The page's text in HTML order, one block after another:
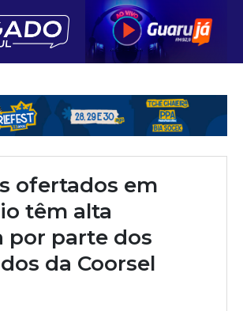
ofertados em
têm alta
por parte dos
da Coorsel